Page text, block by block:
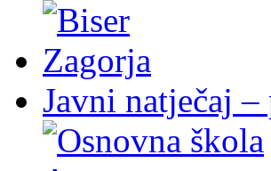
Javni natječaj –